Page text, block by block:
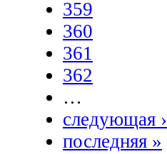
359
360
361
362
…
следующая ›
последняя »